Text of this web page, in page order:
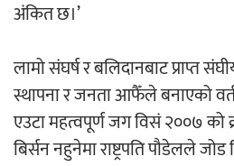
मुक्तकसङ्ग्रह
अंकित छ।’
लामो संघर्ष र बलिदानबाट प्राप्त
स्थापना र जनता आफैँले बनाएको
एउटा महत्वपूर्ण जग विसं २००७ को
बिर्सन नहुनेमा राष्ट्रपति पौडेलले